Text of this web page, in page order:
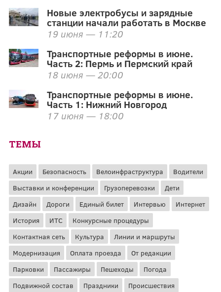
Новые электробусы и зарядные
станции начали работать в Москве
19 июня — 11:20
Транспортные реформы в июне.
Часть 2: Пермь и Пермский край
18 июня — 20:00
Транспортные реформы в июне.
Часть 1: Нижний Новгород
17 июня — 18:00
ТЕМЫ
Акции Безопасность Велоинфраструктура
Водители
Выставки и конференции
Грузоперевозки
Дети
Дизайн
Дороги Единый билет Интервью
Интернет
История
ИТС
Конкурсные процедуры
Контактная сеть
Культура
Линии и маршруты
Модернизация
Оплата проезда
От редакции
Парковки
Пассажиры Пешеходы
Погода
Подвижной состав
Праздники Происшествия